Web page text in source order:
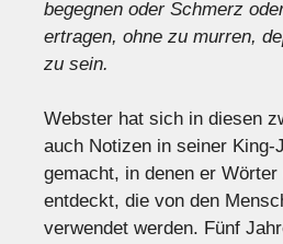
begegnen oder Schmerz
ertragen, ohne zu murren,
zu sein.
Webster hat sich in diesen
auch Notizen in seiner King-
gemacht, in denen er
entdeckt, die von den
verwendet werden. Fünf